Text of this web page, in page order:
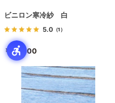
ビニロン寒冷紗 白
5.0 （1）
￥22,800